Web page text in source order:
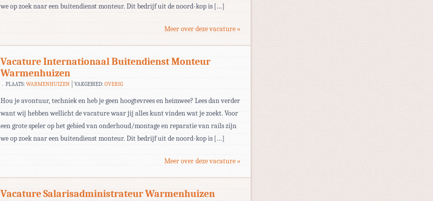
we op zoek naar een buitendienst monteur. Dit bedrijf uit de noord-kop is […]
Meer over deze vacature »
Vacature Internationaal Buitendienst Monteur
Warmenhuizen
PLAATS: WARMENHUIZEN VAKGEBIED:OVERIG
Hou je avontuur, techniek en heb je geen hoogtevrees en heimwee? Lees dan verder
want wij hebben wellicht de vacature waar jij alles kunt vinden wat je zoekt. Voor
een grote speler op het gebied van onderhoud/montage en reparatie van rails zijn
we op zoek naar een buitendienst monteur. Dit bedrijf uit de noord-kop is […]
Meer over deze vacature »
Vacature Salarisadministrateur Warmenhuizen